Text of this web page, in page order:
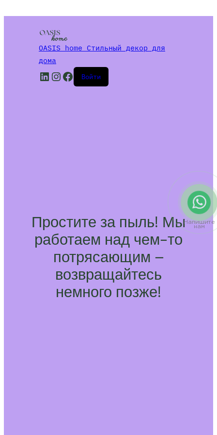
OASIS home Стильный декор для
дома
LinkedIn
Instagram
Facebook
Войти
Простите за пыль! Мы
работаем над чем-то
потрясающим –
возвращайтесь
немного позже!
Напишите
нам